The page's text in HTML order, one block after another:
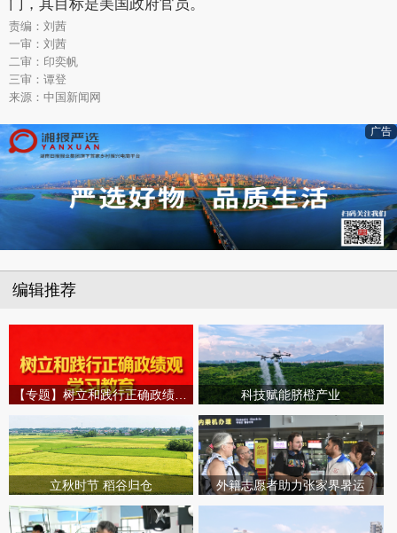
门，其目标是美国政府官员。
责编：刘茜
一审：刘茜
二审：印奕帆
三审：谭登
来源：中国新闻网
广告
编辑推荐
科技赋能脐橙产业
立秋时节 稻谷归仓 外籍志愿者助力张家界暑运